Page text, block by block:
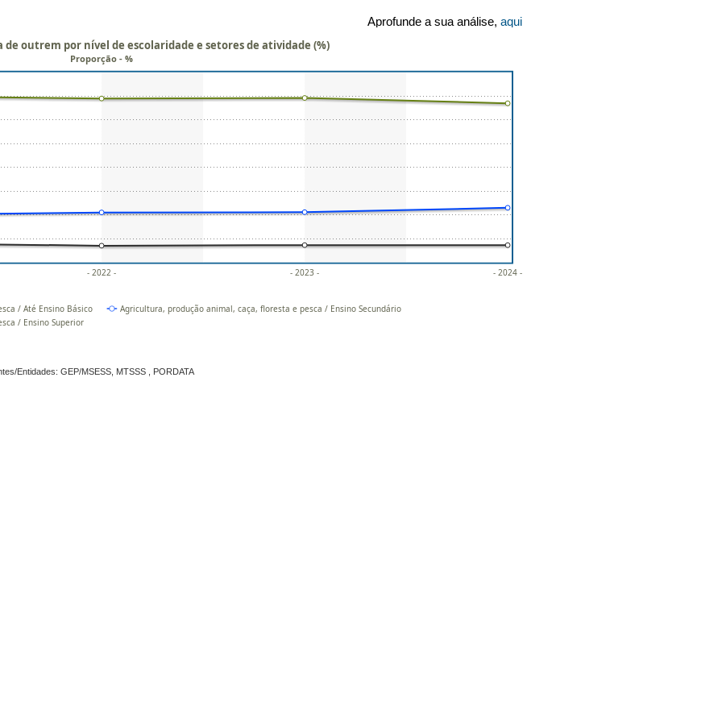
Aprofunde a sua análise, aqui
- 2022 - - 2023 - - 2024 -
outrem por nível de escolaridade e setores de atividade (%)
Proporção - %
/ Até Ensino Básico
Agricultura, produção animal, caça, floresta e pesca / Ensino Secundário
/ Ensino Superior
Entidades: GEP/MSESS, MTSSS , PORDATA